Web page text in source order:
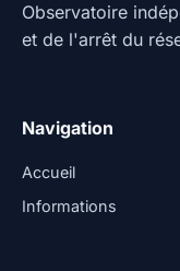
Observatoire
et de l'arrêt du
Navigation
Accueil
Informations